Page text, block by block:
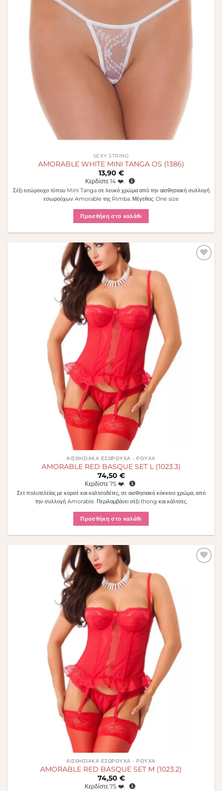
SEXY STRING
AMORABLE WHITE MINI TANGA OS (1386)
13,90 €
Κερδίστε 14❤️.
Σέξι εσώρουχο τύπου Mini Tanga σε λευκό χρώμα από την αισθησιακή συλλογή
εσωρούχων Amorable της Rimba. Μέγεθος: One size
Προσθήκη στο καλάθι
ΑΙΣΘΗΣΙΑΚΆ ΕΣΏΡΟΥΧΑ - ΡΟΎΧΑ
AMORABLE RED BASQUE SET L (1023.3)
74,50 €
Κερδίστε 75❤️.
Σετ πολυτελείας με κορσέ και καλτσοδέτες, σε αισθησιακό κόκκινο χρώμα, από
την συλλογή Amorable. Περιλαμβάνει σέξι thong και κάλτσες.
Προσθήκη στο καλάθι
ΑΙΣΘΗΣΙΑΚΆ ΕΣΏΡΟΥΧΑ - ΡΟΎΧΑ
AMORABLE RED BASQUE SET M (1023.2)
74,50 €
Κερδίστε 75❤️.